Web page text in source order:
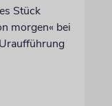
Stück
morgen« bei